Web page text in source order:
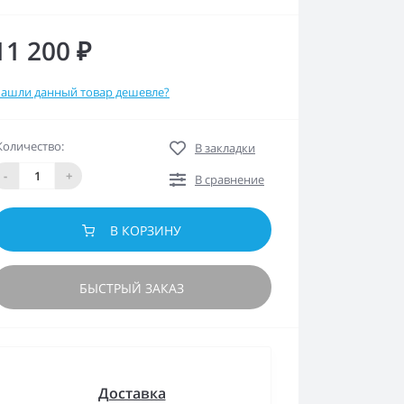
200 ₽
данный товар дешевле?
-
+
В закладки
В сравнение
В КОРЗИНУ
БЫСТРЫЙ ЗАКАЗ
Доставка